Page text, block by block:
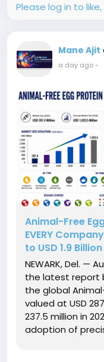
Please log in to
Mane Ajit
a day ago-
Animal-Free
EVERY
to USD 1.9
NEWARK, Del. —
the latest report
the global
valued at USD
237.5 million in
adoption of